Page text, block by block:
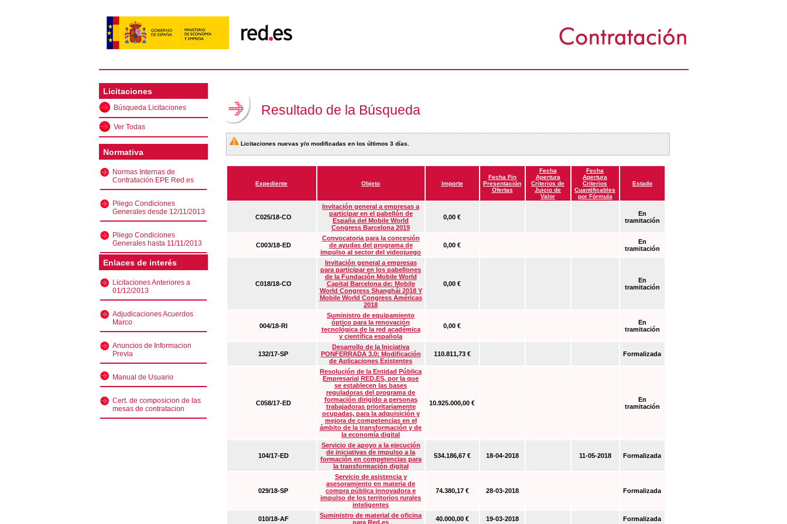
Licitaciones
Búsqueda Licitaciones
Ver Todas
Normativa
Normas Internas de
Contratación EPE Red.es
Pliego Condiciones
Generales desde 12/11/2013
Pliego Condiciones
Generales hasta 11/11/2013
Enlaces de interés
Licitaciones Anteriores a
01/12/2013
Adjudicaciones Acuerdos
Marco
Anuncios de Informacion
Previa
Manual de Usuario
Cert. de composicion de las
mesas de contratacion
Resultado de la Búsqueda
Licitaciones nuevas y/o modificadas en los últimos 3 días.
Expediente Objeto Importe
Fecha Fin
Presentación
Ofertas
Fecha
Apertura
Criterios de
Juicio de
Valor
Fecha
Apertura
Criterios
Cuantificables
por Fórmula
Estado
C025/18-CO
Invitación general a empresas a
participar en el pabellón de
España del Mobile World
Congress Barcelona 2019
0,00 €
En
tramitación
C003/18-ED
Convocatoria para la concesión
de ayudas del programa de
impulso al sector del videojuego
0,00 €
En
tramitación
C018/18-CO
Invitación general a empresas
para participar en los pabellones
de la Fundación Mobile World
Capital Barcelona de: Mobile
World Congress Shanghái 2018 Y
Mobile World Congress Américas
2018
0,00 €
En
tramitación
004/18-RI
Suministro de equipamiento
óptico para la renovación
tecnológica de la red académica
y científica española
0,00 €
En
tramitación
132/17-SP
Desarrollo de la Iniciativa
PONFERRADA 3.0: Modificación
de Aplicaciones Existentes
110.811,73 € Formalizada
C058/17-ED
Resolución de la Entidad Pública
Empresarial RED.ES, por la que
se establecen las bases
reguladoras del programa de
formación dirigido a personas
trabajadoras prioritariamente
ocupadas, para la adquisición y
mejora de competencias en el
ámbito de la transformación y de
la economía digital
10.925.000,00 €
En
tramitación
104/17-ED
Servicio de apoyo a la ejecución
de iniciativas de impulso a la
formación en competencias para
la transformación digital
534.186,67 € 18-04-2018 11-05-2018 Formalizada
029/18-SP
Servicio de asistencia y
asesoramiento en materia de
compra pública innovadora e
impulso de los territorios rurales
inteligentes
74.380,17 € 28-03-2018 Formalizada
010/18-AF
Suministro de material de oficina
para Red.es
40.000,00 € 19-03-2018 Formalizada